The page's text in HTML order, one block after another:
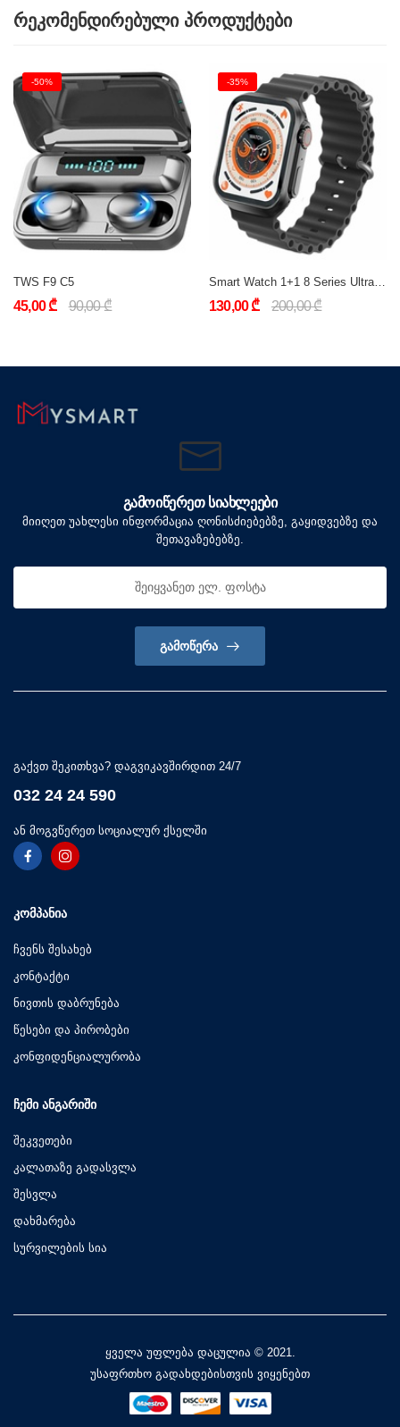
რეკომენდირებული პროდუქტები
-50%
TWS F9 C5
45,00 ₾ 90,00 ₾
-35%
Smart Watch 1+1 8 Series Ultra (ქართული ენის მხარდაჭერით)
130,00 ₾ 200,00 ₾
ᲒᲐᲛᲝᲘᲬᲔᲠᲔᲗ ᲡᲘᲐᲮᲚᲔᲔᲑᲘ
მიიღეთ უახლესი ინფორმაცია ღონისძიებებზე, გაყიდვებზე და
შეთავაზებებზე.
ᲒᲐᲛᲝᲬᲔᲠᲐ
გაქვთ შეკითხვა? დაგვიკავშირდით 24/7
032 24 24 590
ან მოგვწერეთ სოციალურ ქსელში
ᲙᲝᲛᲞᲐᲜᲘᲐ
ჩვენს შესახებ
კონტაქტი
ნივთის დაბრუნება
წესები და პირობები
კონფიდენციალურობა
ᲩᲔᲛᲘ ᲐᲜᲒᲐᲠᲘᲨᲘ
შეკვეთები
კალათაზე გადასვლა
შესვლა
დახმარება
სურვილების სია
ყველა უფლება დაცულია © 2021.
უსაფრთხო გადახდებისთვის ვიყენებთ